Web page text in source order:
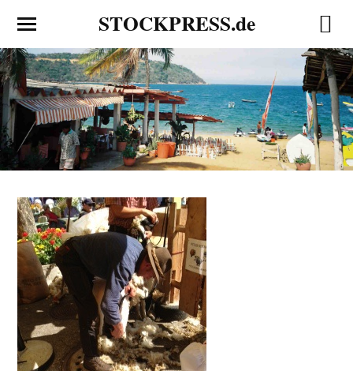
STOCKPRESS.de